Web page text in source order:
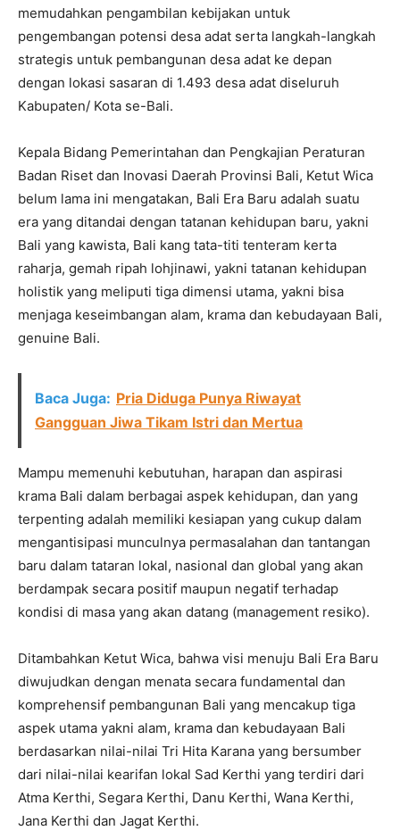
memudahkan pengambilan kebijakan untuk
pengembangan potensi desa adat serta langkah-langkah
strategis untuk pembangunan desa adat ke depan
dengan lokasi sasaran di 1.493 desa adat diseluruh
Kabupaten/ Kota se-Bali.
Kepala Bidang Pemerintahan dan Pengkajian Peraturan
Badan Riset dan Inovasi Daerah Provinsi Bali, Ketut Wica
belum lama ini mengatakan, Bali Era Baru adalah suatu
era yang ditandai dengan tatanan kehidupan baru, yakni
Bali yang kawista, Bali kang tata-titi tenteram kerta
raharja, gemah ripah lohjinawi, yakni tatanan kehidupan
holistik yang meliputi tiga dimensi utama, yakni bisa
menjaga keseimbangan alam, krama dan kebudayaan Bali,
genuine Bali.
Baca Juga: Pria Diduga Punya Riwayat
Gangguan Jiwa Tikam Istri dan Mertua
Mampu memenuhi kebutuhan, harapan dan aspirasi
krama Bali dalam berbagai aspek kehidupan, dan yang
terpenting adalah memiliki kesiapan yang cukup dalam
mengantisipasi munculnya permasalahan dan tantangan
baru dalam tataran lokal, nasional dan global yang akan
berdampak secara positif maupun negatif terhadap
kondisi di masa yang akan datang (management resiko).
Ditambahkan Ketut Wica, bahwa visi menuju Bali Era Baru
diwujudkan dengan menata secara fundamental dan
komprehensif pembangunan Bali yang mencakup tiga
aspek utama yakni alam, krama dan kebudayaan Bali
berdasarkan nilai-nilai Tri Hita Karana yang bersumber
dari nilai-nilai kearifan lokal Sad Kerthi yang terdiri dari
Atma Kerthi, Segara Kerthi, Danu Kerthi, Wana Kerthi,
Jana Kerthi dan Jagat Kerthi.